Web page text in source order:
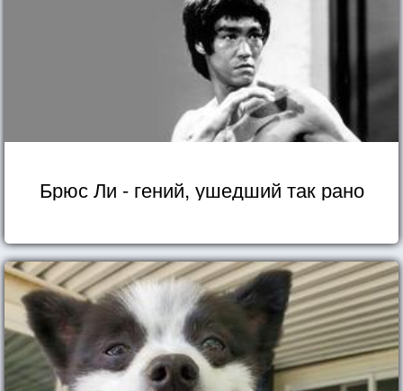
Брюс Ли - гений, ушедший так рано